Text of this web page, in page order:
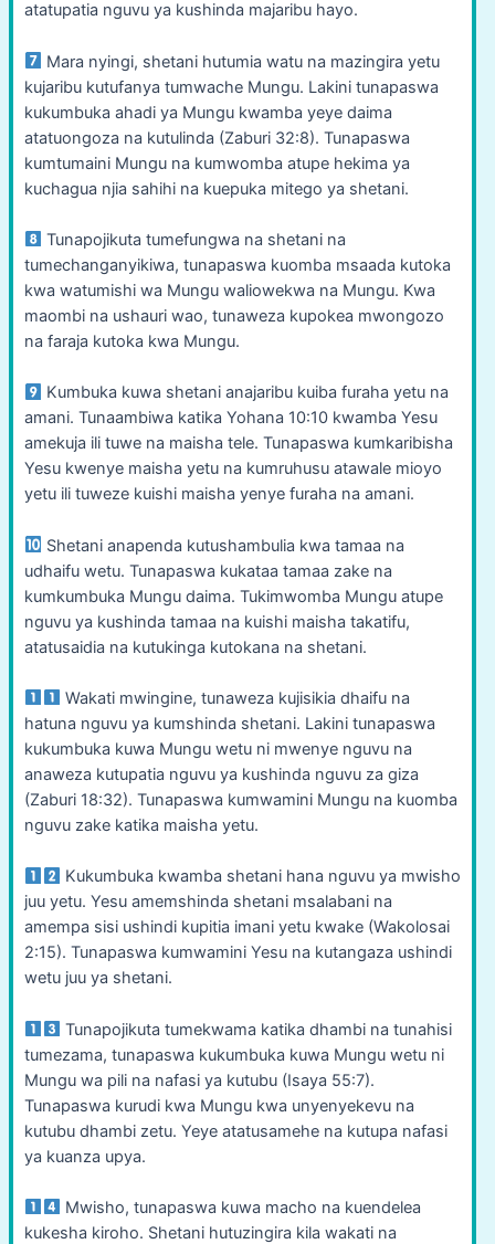
atatupatia nguvu ya kushinda majaribu hayo.
Mara nyingi, shetani hutumia watu na mazingira yetu
kujaribu kutufanya tumwache Mungu. Lakini tunapaswa
kukumbuka ahadi ya Mungu kwamba yeye daima
atatuongoza na kutulinda (Zaburi 32:8). Tunapaswa
kumtumaini Mungu na kumwomba atupe hekima ya
kuchagua njia sahihi na kuepuka mitego ya shetani.
Tunapojikuta tumefungwa na shetani na
tumechanganyikiwa, tunapaswa kuomba msaada kutoka
kwa watumishi wa Mungu waliowekwa na Mungu. Kwa
maombi na ushauri wao, tunaweza kupokea mwongozo
na faraja kutoka kwa Mungu.
Kumbuka kuwa shetani anajaribu kuiba furaha yetu na
amani. Tunaambiwa katika Yohana 10:10 kwamba Yesu
amekuja ili tuwe na maisha tele. Tunapaswa kumkaribisha
Yesu kwenye maisha yetu na kumruhusu atawale mioyo
yetu ili tuweze kuishi maisha yenye furaha na amani.
Shetani anapenda kutushambulia kwa tamaa na
udhaifu wetu. Tunapaswa kukataa tamaa zake na
kumkumbuka Mungu daima. Tukimwomba Mungu atupe
nguvu ya kushinda tamaa na kuishi maisha takatifu,
atatusaidia na kutukinga kutokana na shetani.
Wakati mwingine, tunaweza kujisikia dhaifu na
hatuna nguvu ya kumshinda shetani. Lakini tunapaswa
kukumbuka kuwa Mungu wetu ni mwenye nguvu na
anaweza kutupatia nguvu ya kushinda nguvu za giza
(Zaburi 18:32). Tunapaswa kumwamini Mungu na kuomba
nguvu zake katika maisha yetu.
Kukumbuka kwamba shetani hana nguvu ya mwisho
juu yetu. Yesu amemshinda shetani msalabani na
amempa sisi ushindi kupitia imani yetu kwake (Wakolosai
2:15). Tunapaswa kumwamini Yesu na kutangaza ushindi
wetu juu ya shetani.
Tunapojikuta tumekwama katika dhambi na tunahisi
tumezama, tunapaswa kukumbuka kuwa Mungu wetu ni
Mungu wa pili na nafasi ya kutubu (Isaya 55:7).
Tunapaswa kurudi kwa Mungu kwa unyenyekevu na
kutubu dhambi zetu. Yeye atatusamehe na kutupa nafasi
ya kuanza upya.
Mwisho, tunapaswa kuwa macho na kuendelea
kukesha kiroho. Shetani hutuzingira kila wakati na